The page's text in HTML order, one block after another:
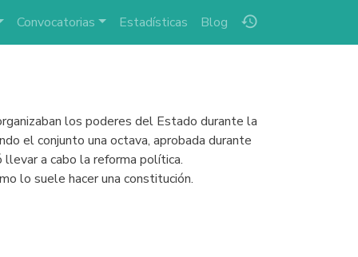
history
Convocatorias Estadísticas Blog
los poderes del Estado durante la
el conjunto una octava, aprobada durante
a cabo la reforma política.
lo suele hacer una constitución.